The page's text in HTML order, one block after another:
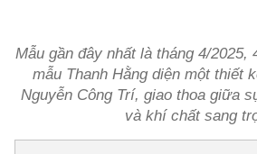
Mẫu gần đây nhất là tháng 4/2025,
mẫu Thanh Hằng diện một thiết
Nguyễn Công Trí, giao thoa giữa
và khí chất sang